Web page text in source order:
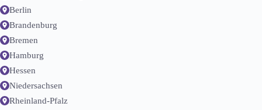
Berlin
Brandenburg
Bremen
Hamburg
Hessen
Niedersachsen
Rheinland-Pfalz